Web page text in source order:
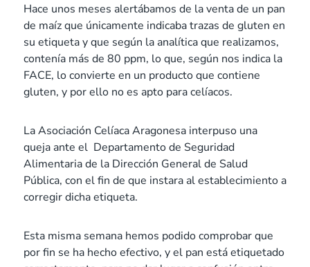
Hace unos meses alertábamos de la venta de un pan
de maíz que únicamente indicaba trazas de gluten en
su etiqueta y que según la analítica que realizamos,
contenía más de 80 ppm, lo que, según nos indica la
FACE, lo convierte en un producto que contiene
gluten, y por ello no es apto para celíacos.
La Asociación Celíaca Aragonesa interpuso una
queja ante el Departamento de Seguridad
Alimentaria de la Dirección General de Salud
Pública, con el fin de que instara al establecimiento a
corregir dicha etiqueta.
Esta misma semana hemos podido comprobar que
por fin se ha hecho efectivo, y el pan está etiquetado